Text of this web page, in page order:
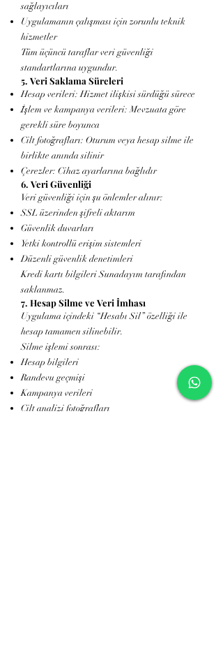
sağlayıcıları
Uygulamanın çalışması için zorunlu teknik
hizmetler
Tüm üçüncü taraflar veri güvenliği
standartlarına uygundur.
5. Veri Saklama Süreleri
Hesap verileri: Hizmet ilişkisi sürdüğü sürece
İşlem ve kampanya verileri: Mevzuata göre
gerekli süre boyunca
Cilt fotoğrafları: Oturum veya hesap silme ile
birlikte anında silinir
Çerezler: Cihaz ayarlarına bağlıdır
6. Veri Güvenliği
Veri güvenliği için şu önlemler alınır:
SSL üzerinden şifreli aktarım
Güvenlik duvarları
Yetki kontrollü erişim sistemleri
Düzenli güvenlik denetimleri
Kredi kartı bilgileri Sunadayım tarafından
saklanmaz.
7. Hesap Silme ve Veri İmhası
Uygulama içindeki “Hesabı Sil” özelliği ile
hesap tamamen silinebilir.
Silme işlemi sonrası:
Hesap bilgileri
Randevu geçmişi
Kampanya verileri
Cilt analizi fotoğrafları